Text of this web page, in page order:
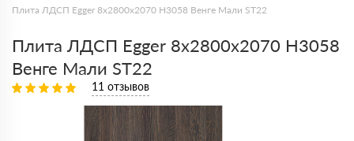
Плита ЛДСП Egger 8х2800х2070 H3058 Венге Мали ST22
Плита ЛДСП Egger 8х2800х2070 H3058
Венге Мали ST22
11 отзывов